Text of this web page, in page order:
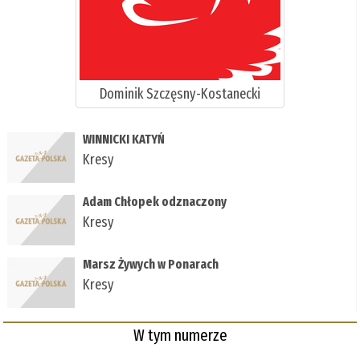
Dominik Szczęsny-Kostanecki
WINNICKI KATYŃ
Kresy
Adam Chłopek odznaczony
Kresy
Marsz Żywych w Ponarach
Kresy
W tym numerze